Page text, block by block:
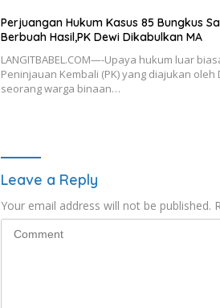
Perjuangan Hukum Kasus 85 Bungkus
Berbuah Hasil,PK Dewi Dikabulkan MA
LANGITBABEL.COM—-Upaya hukum luar
Peninjauan Kembali (PK) yang diajukan oleh
seorang warga binaan…
Leave a Reply
Your email address will not be published.